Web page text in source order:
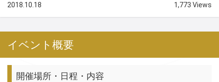
2018.10.18 1,773 Views
イベント概要
開催場所・日程・内容